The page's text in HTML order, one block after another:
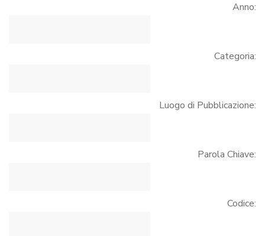
Anno:
Categoria:
Luogo di Pubblicazione:
Parola Chiave:
Codice: